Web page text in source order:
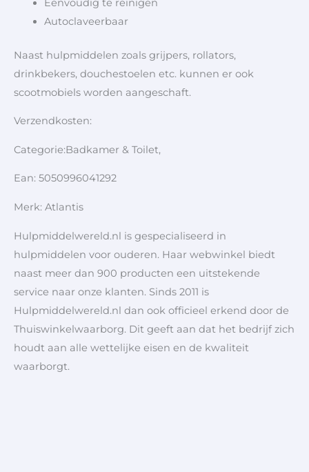
Eenvoudig te reinigen
Autoclaveerbaar
Naast hulpmiddelen zoals grijpers, rollators,
drinkbekers, douchestoelen etc. kunnen er ook
scootmobiels worden aangeschaft.
Verzendkosten:
Categorie:Badkamer & Toilet,
Ean: 5050996041292
Merk: Atlantis
Hulpmiddelwereld.nl is gespecialiseerd in
hulpmiddelen voor ouderen. Haar webwinkel biedt
naast meer dan 900 producten een uitstekende
service naar onze klanten. Sinds 2011 is
Hulpmiddelwereld.nl dan ook officieel erkend door de
Thuiswinkelwaarborg. Dit geeft aan dat het bedrijf zich
houdt aan alle wettelijke eisen en de kwaliteit
waarborgt.